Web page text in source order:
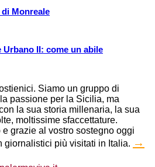
Monreale
Urbano II: come un abile
Siamo un gruppo di
passione per la Sicilia, ma
la sua storia millenaria, la sua
moltissime sfaccettature.
grazie al vostro sostegno oggi
giornalistici più visitati in Italia. →